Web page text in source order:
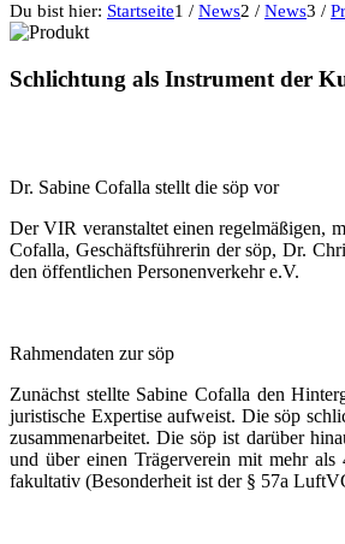
Du bist hier: Startseite1 / News2 / News3 /
Schlichtung als Instrument der
Dr. Sabine Cofalla stellt die söp vor
Der VIR veranstaltet einen regelmäßigen,
Cofalla, Geschäftsführerin der söp, Dr.
den öffentlichen Personenverkehr e.V.
Rahmendaten zur söp
Zunächst stellte Sabine Cofalla den
juristische Expertise aufweist. Die söp
zusammenarbeitet. Die söp ist darüber
und über einen Trägerverein mit mehr
fakultativ (Besonderheit ist der § 57a